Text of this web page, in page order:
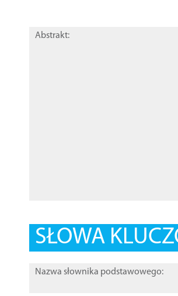
Abstrakt:
SŁOWA
Nazwa słownika podstawowego: